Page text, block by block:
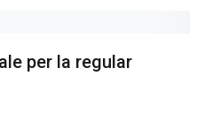
per la regular